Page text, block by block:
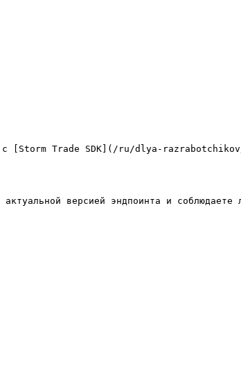
с [Storm Trade SDK](/ru/dlya-